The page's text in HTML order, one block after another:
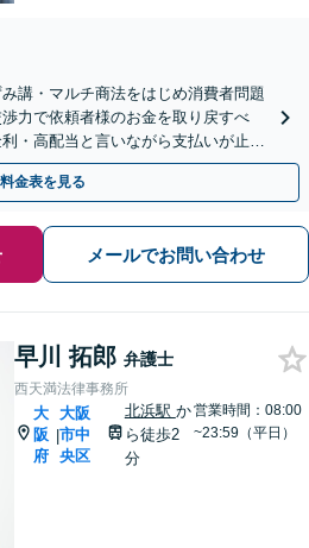
講・マルチ商法をはじめ消費者問題
力で依頼者様のお金を取り戻すべ
・高配当と言いながら支払いが止ま
。
料金表を見る
メールでお問い合わせ
早川 拓郎 弁護士
西天満法律事務所
大
阪
府
|
大阪
市中
央区
北浜駅 か
ら徒歩2
分
営業時間：08:00
~23:59（平日）